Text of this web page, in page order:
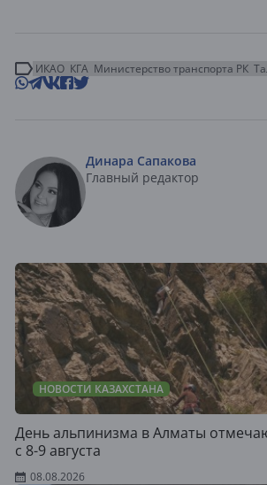
ИКАО КГА Министерство транспорта РК
Динара Сапакова
Главный редактор
НОВОСТИ КАЗАХСТАНА
День альпинизма в Алматы
с 8-9 августа
08.08.2026